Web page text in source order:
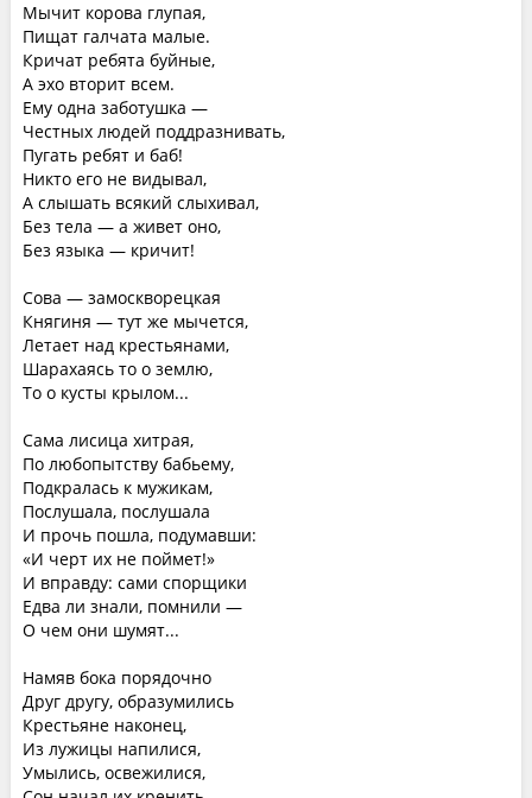
Мычит корова глупая,
Пищат галчата малые.
Кричат ребята буйные,
А эхо вторит всем.
Ему одна заботушка —
Честных людей поддразнивать,
Пугать ребят и баб!
Никто его не видывал,
А слышать всякий слыхивал,
Без тела — а живет оно,
Без языка — кричит!
Сова — замоскворецкая
Княгиня — тут же мычется,
Летает над крестьянами,
Шарахаясь то о землю,
То о кусты крылом...
Сама лисица хитрая,
По любопытству бабьему,
Подкралась к мужикам,
Послушала, послушала
И прочь пошла, подумавши:
«И черт их не поймет!»
И вправду: сами спорщики
Едва ли знали, помнили —
О чем они шумят...
Намяв бока порядочно
Друг другу, образумились
Крестьяне наконец,
Из лужицы напилися,
Умылись, освежилися,